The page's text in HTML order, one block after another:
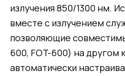
излучения 850/1300 нм.
вместе с излучением
позволяющие
600, FOT-600) на другом
автоматически